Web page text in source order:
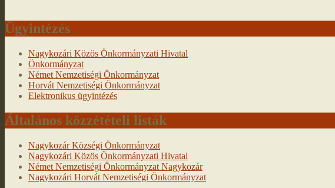
Ügyintézés
Nagykozári Közös Önkormányzati Hivatal
Önkormányzat
Német Nemzetiségi Önkormányzat
Horvát Nemzetiségi Önkormányzat
Elektronikus ügyintézés
Általános közzétételi listák
Nagykozár Községi Önkormányzat
Nagykozári Közös Önkormányzati Hivatal
Német Nemzetiségi Önkormányzat Nagykozár
Nagykozári Horvát Nemzetiségi Önkormányzat